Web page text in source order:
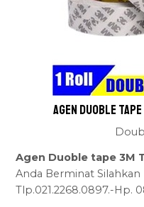
Agen Duoble
Agen Duoble tape 3M
Anda Berminat
Tlp.021.2268.0897.-Hp.